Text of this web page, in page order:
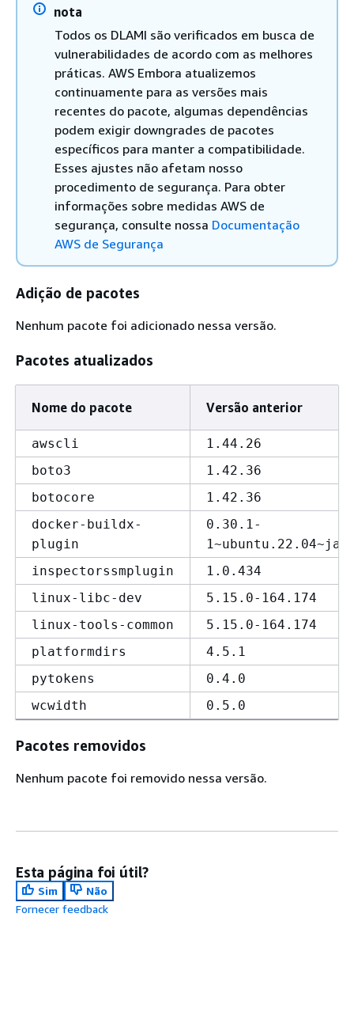
nota
Todos os DLAMI são verificados em busca de
vulnerabilidades de acordo com as melhores
práticas. AWS Embora atualizemos
continuamente para as versões mais
recentes do pacote, algumas dependências
podem exigir downgrades de pacotes
específicos para manter a compatibilidade.
Esses ajustes não afetam nosso
procedimento de segurança. Para obter
informações sobre medidas AWS de
segurança, consulte nossa Documentação
AWS de Segurança
Adição de pacotes
Nenhum pacote foi adicionado nessa versão.
Pacotes atualizados
Nome do pacote Versão anterior
awscli
1.44.26
boto3
1.42.36
botocore
1.42.36
docker-buildx-
plugin
0.30.1-
inspectorssmplugin
1.0.434
linux-libc-dev
5.15.0-164.174
linux-tools-common
5.15.0-164.174
platformdirs
4.5.1
pytokens
0.4.0
wcwidth
0.5.0
Pacotes removidos
Nenhum pacote foi removido nessa versão.
Esta página foi útil?
Sim
Não
Fornecer feedback